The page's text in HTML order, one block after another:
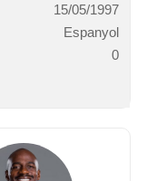
15/05/1997
Espanyol
0